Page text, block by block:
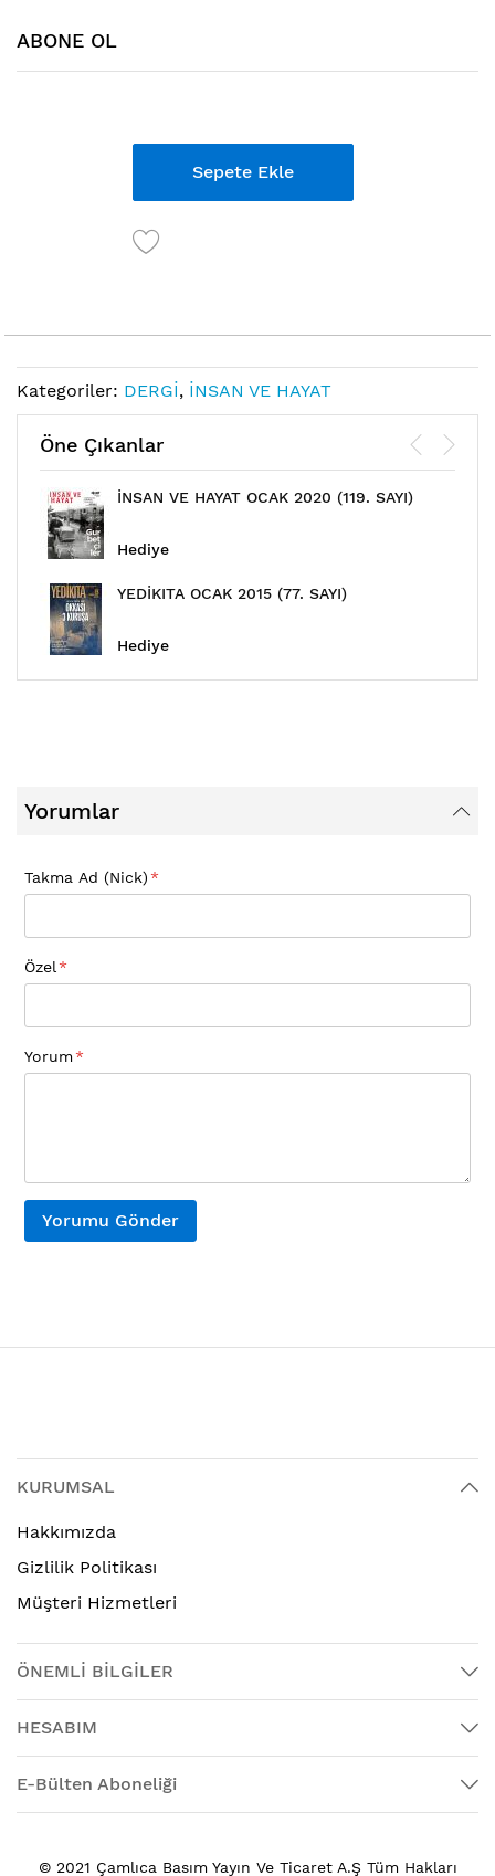
ABONE OL
Sepete Ekle
Kategoriler: DERGİ, İNSAN VE HAYAT
Öne Çıkanlar
İNSAN VE HAYAT OCAK 2020 (119. SAYI)
Hediye
YEDİKITA OCAK 2015 (77. SAYI)
Hediye
Yorumlar
Takma Ad (Nick)
Özel
Yorum
Yorumu Gönder
KURUMSAL
Hakkımızda
Gizlilik Politikası
Müşteri Hizmetleri
ÖNEMLİ BİLGİLER
HESABIM
E-Bülten Aboneliği
© 2021 Çamlıca Basım Yayın Ve Ticaret A.Ş Tüm Hakları